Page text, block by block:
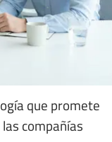
que promete
compañías